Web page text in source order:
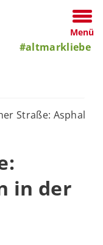
Menü
#altmarkliebe
Straße:
in der